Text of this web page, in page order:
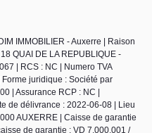
IMMOBILIER - Auxerre | Raison
QUAI DE LA REPUBLIQUE -
| RCS : NC | Numero TVA
juridique : Société par
| Assurance RCP : NC |
de délivrance : 2022-06-08 | Lieu
AUXERRE | Caisse de garantie
de garantie : VD 7.000.001 /